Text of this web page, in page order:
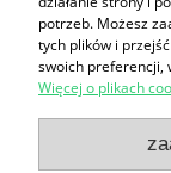
potrzeb. Możesz
tych plików i
swoich preferencji,
Więcej o plikach